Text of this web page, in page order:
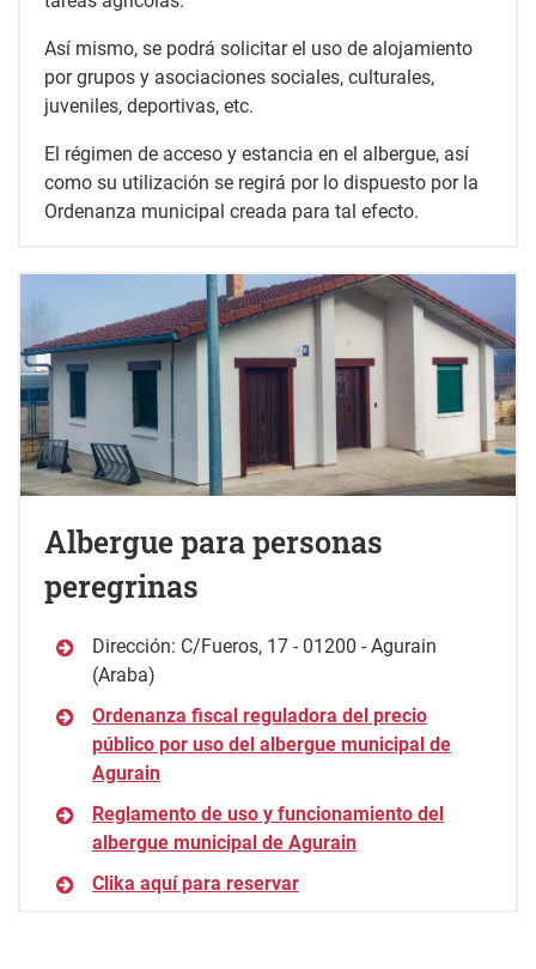
Así mismo, se podrá solicitar el uso de alojamiento
por grupos y asociaciones sociales, culturales,
juveniles, deportivas, etc.
El régimen de acceso y estancia en el albergue, así
como su utilización se regirá por lo dispuesto por la
Ordenanza municipal creada para tal efecto.
Albergue para personas
peregrinas
Dirección: C/Fueros, 17 - 01200 - Agurain
(Araba)
Ordenanza fiscal reguladora del precio
público por uso del albergue municipal de
Agurain
Reglamento de uso y funcionamiento del
albergue municipal de Agurain
Clika aquí para reservar